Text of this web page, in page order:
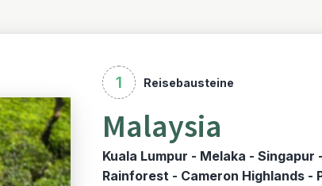
1 Reisebausteine
Malaysia
Kuala Lumpur - Melaka - Singapur
Rainforest - Cameron Highlands -